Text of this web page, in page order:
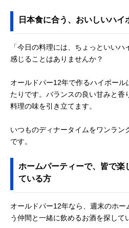
日本食に合う、おいしいハ
「今日の料理には、ちょっといい
感じることはありませんか？
オールドパー12年で作るハイボール
たりです。バランスの良い甘みと香
料理の味を引き立てます。
いつものディナータイムをワンラン
です。
ホームパーティーで、皆で楽
ている方
オールドパー12年なら、週末のホ
う仲間と一緒に飲めるお酒を探して